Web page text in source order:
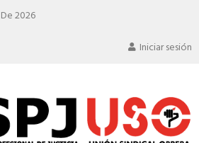
2026
Iniciar sesión